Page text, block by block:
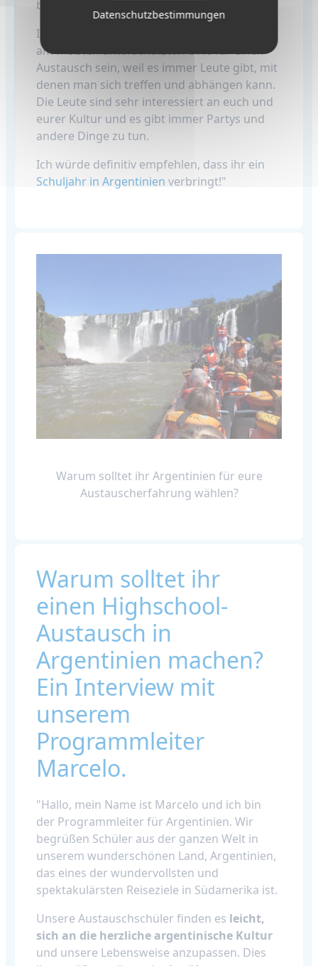
besten Desserts verbringen.
Ich würde sagen, Argentinien muss einer der
am meisten unterschätzten Orte für einen
Austausch sein, weil es immer Leute gibt, mit
denen man sich treffen und abhängen kann.
Die Leute sind sehr interessiert an euch und
eurer Kultur und es gibt immer Partys und
andere Dinge zu tun.
Ich würde definitiv empfehlen, dass ihr ein
Schuljahr in Argentinien verbringt!"
Warum solltet ihr Argentinien für eure
Austauscherfahrung wählen?
Warum solltet ihr
einen Highschool-
Austausch in
Argentinien machen?
Ein Interview mit
unserem
Programmleiter
Marcelo.
"Hallo, mein Name ist Marcelo und ich bin
der Programmleiter für Argentinien. Wir
begrüßen Schüler aus der ganzen Welt in
unserem wunderschönen Land, Argentinien,
das eines der wundervollsten und
spektakulärsten Reiseziele in Südamerika ist.
Unsere Austauschschüler finden es leicht,
sich an die herzliche argentinische Kultur
und unsere Lebensweise anzupassen. Dies
Datenschutzbestimmungen